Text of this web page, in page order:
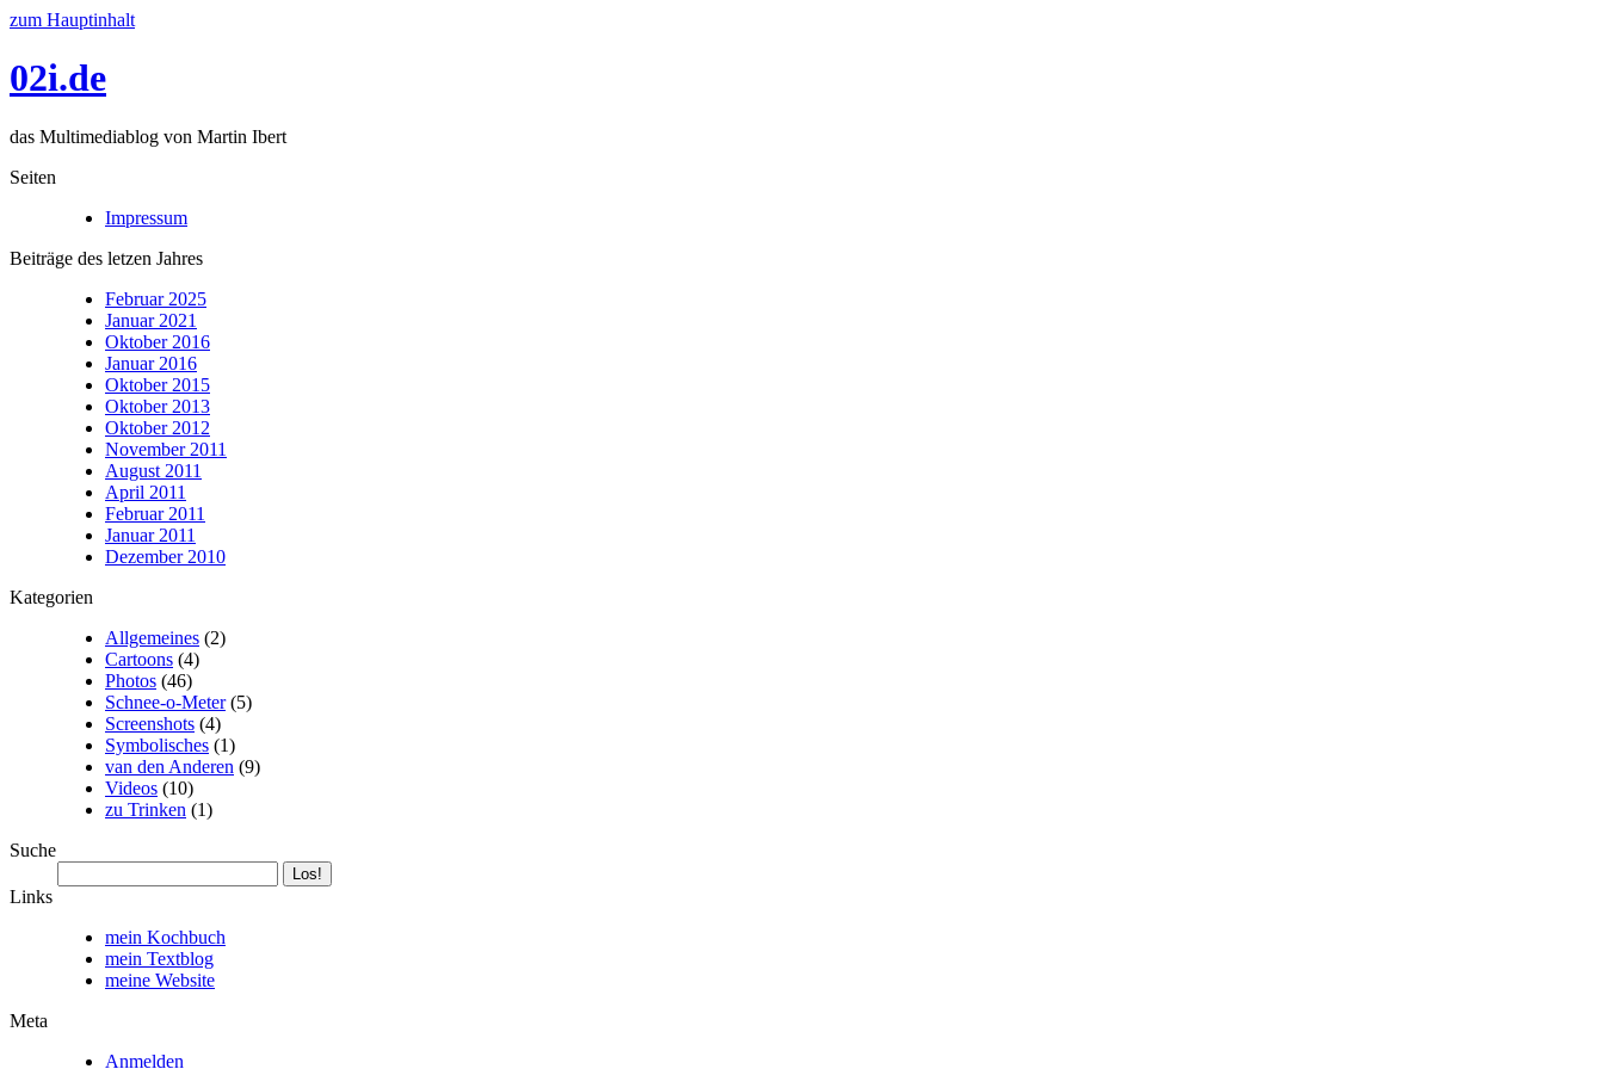
zum Hauptinhalt
02i.de
das Multimediablog von Martin Ibert
Seiten
Impressum
Beiträge des letzen Jahres
Februar 2025
Januar 2021
Oktober 2016
Januar 2016
Oktober 2015
Oktober 2013
Oktober 2012
November 2011
August 2011
April 2011
Februar 2011
Januar 2011
Dezember 2010
Kategorien
Allgemeines (2)
Cartoons (4)
Photos (46)
Schnee-o-Meter(5)
Screenshots (4)
Symbolisches (1)
van den Anderen (9)
Videos (10)
zu Trinken (1)
Suche
Links
mein Kochbuch
mein Textblog
meine Website
Meta
Anmelden